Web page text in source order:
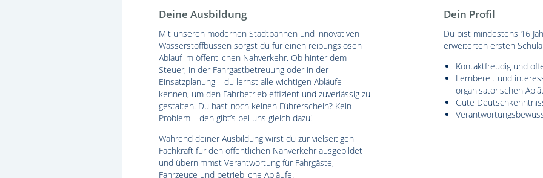
Deine Ausbildung
Mit unseren modernen Stadtbahnen und innovativen
Wasserstoffbussen sorgst du für einen reibungslosen
Ablauf im öffentlichen Nahverkehr. Ob hinter dem
Steuer, in der Fahrgastbetreuung oder in der
Einsatzplanung – du lernst alle wichtigen Abläufe
kennen, um den Fahrbetrieb effizient und zuverlässig zu
gestalten. Du hast noch keinen Führerschein? Kein
Problem – den gibt’s bei uns gleich dazu!
Während deiner Ausbildung wirst du zur vielseitigen
Fachkraft für den öffentlichen Nahverkehr ausgebildet
und übernimmst Verantwortung für Fahrgäste,
Fahrzeuge und betriebliche Abläufe.
Dein Profil
Du bist mindestens 16
erweiterten ersten
Kontaktfreudig und
Lernbereit und
organisatorischen
Gute